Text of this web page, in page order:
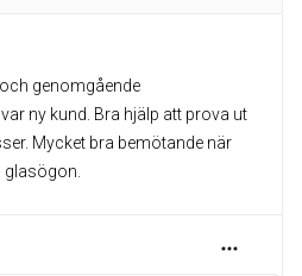
genomgående
ny kund. Bra hjälp att prova ut
Mycket bra bemötande när
glasögon.